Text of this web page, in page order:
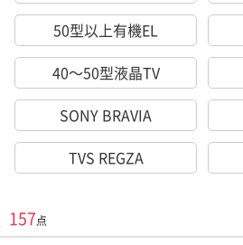
50型以上有機EL
40～50型液晶TV
SONY BRAVIA
TVS REGZA
157点